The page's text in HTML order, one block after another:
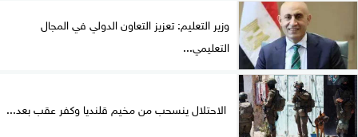
وزير التعليم: تعزيز التعاون الدولي في المجال
التعليمي...
الاحتلال ينسحب من مخيم قلنديا وكفر عقب بعد...